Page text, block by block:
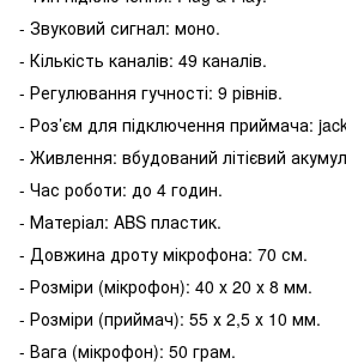
- Звуковий сигнал: моно.
- Кількість каналів: 49 каналів.
- Регулювання гучності: 9 рівнів.
- Роз’єм для підключення приймача:
- Живлення: вбудований літієвий
- Час роботи: до 4 годин.
- Матеріал: ABS пластик.
- Довжина дроту мікрофона: 70 см.
- Розміри (мікрофон): 40 х 20 х 8 мм.
- Розміри (приймач): 55 х 2,5 х 10 мм.
- Вага (мікрофон): 50 грам.